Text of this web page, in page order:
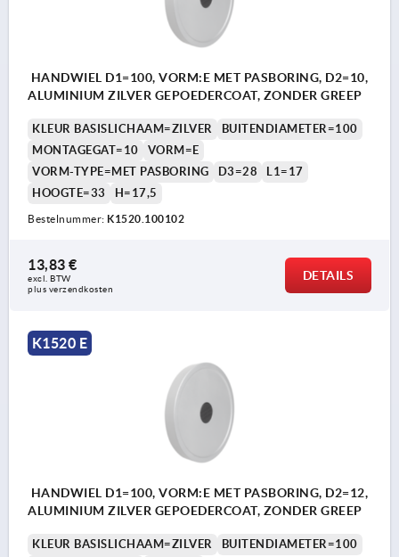
HANDWIEL D1=100, VORM:E MET PASBORING, D2=10,
ALUMINIUM ZILVER GEPOEDERCOAT, ZONDER GREEP
KLEUR BASISLICHAAM=ZILVER
BUITENDIAMETER=100
MONTAGEGAT=10
VORM=E
VORM-TYPE=MET PASBORING
D3=28
L1=17
HOOGTE=33
H=17,5
Bestelnummer: K1520.100102
13,83 €
excl. BTW
plus verzendkosten
DETAILS
K1520 E
HANDWIEL D1=100, VORM:E MET PASBORING, D2=12,
ALUMINIUM ZILVER GEPOEDERCOAT, ZONDER GREEP
KLEUR BASISLICHAAM=ZILVER
BUITENDIAMETER=100